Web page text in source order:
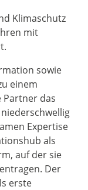
Klimaschutz
mit
sowie
einem
Partner das
Expertise
als
auf der sie
Der
erste